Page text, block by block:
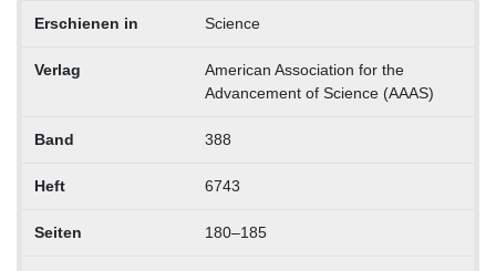
Erschienen in Science
Verlag
American Association for the
Advancement of Science (AAAS)
Band 388
Heft 6743
Seiten 180–185